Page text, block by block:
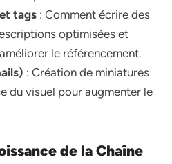
tags : Comment écrire des
optimisées et
le référencement.
: Création de miniatures
du visuel pour augmenter le
de la Chaîne